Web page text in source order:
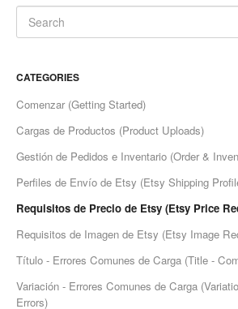
Etsy Integration -
Page Wise Docs - Dutch
Page Wise Docs - French
Page Wise Docs -
Page Wise Docs -
Page Wise Docs -
CATEGORIES
Comenzar (Getting Started)
Cargas de Productos (Product Uploads)
Gestión de Pedidos e Inventario (Order &
Perfiles de Envío de Etsy (Etsy Shipping
Requisitos de Precio de Etsy (Etsy Price
Requisitos de Imagen de Etsy (Etsy Image
Título - Errores Comunes de Carga (Title -
Variación - Errores Comunes de Carga
Errors)